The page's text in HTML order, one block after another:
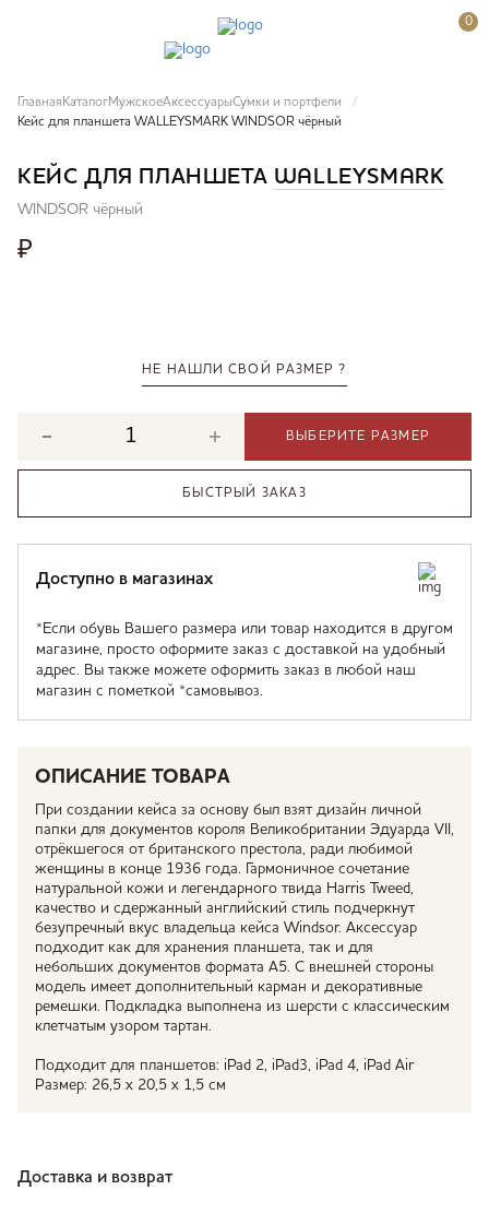
0
Главная КаталогМужскоеАксессуарыСумки и портфели
Кейс для планшета WALLEYSMARK WINDSOR чёрный
КЕЙС ДЛЯ ПЛАНШЕТА WALLEYSMARK
WINDSOR чёрный
₽
НЕ НАШЛИ СВОЙ РАЗМЕР ?
ВЫБЕРИТЕ РАЗМЕР
БЫСТРЫЙ ЗАКАЗ
Доступно в магазинах
*Если обувь Вашего размера или товар находится в другом
магазине, просто оформите заказ с доставкой на удобный
адрес. Вы также можете оформить заказ в любой наш
магазин с пометкой *самовывоз.
ОПИСАНИЕ ТОВАРА
При создании кейса за основу был взят дизайн личной
папки для документов короля Великобритании Эдуарда VII,
отрёкшегося от британского престола, ради любимой
женщины в конце 1936 года. Гармоничное сочетание
натуральной кожи и легендарного твида Harris Tweed,
качество и сдержанный английский стиль подчеркнут
безупречный вкус владельца кейса Windsor. Аксессуар
подходит как для хранения планшета, так и для
небольших документов формата A5. С внешней стороны
модель имеет дополнительный карман и декоративные
ремешки. Подкладка выполнена из шерсти с классическим
клетчатым узором тартан.
Подходит для планшетов: iPad 2, iPad3, iPad 4, iPad Air
Размер: 26,5 x 20,5 x 1,5 см
Доставка и возврат